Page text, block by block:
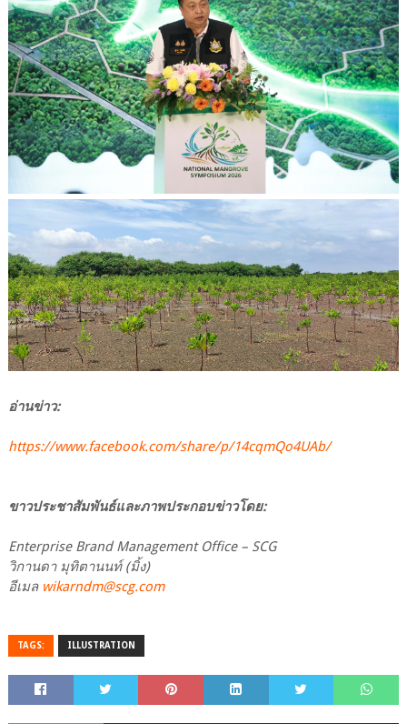
อ่านข่าว:
https://www.facebook.com/share/p/14cqmQo4UAb/
ขาวประชาสัมพันธ์และภาพประกอบข่าวโดย:
Enterprise Brand Management Office – SCG
วิกานดา มุทิตานนท์ (มิ้ง)
อีเมล wikarndm@scg.com
TAGS: ILLUSTRATION